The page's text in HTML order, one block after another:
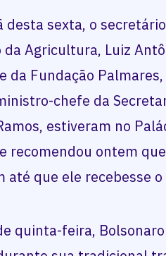
desta sexta, o
da Agricultura, Luiz
da Fundação Palmares,
chefe da
estiveram no
recomendou ontem
até que ele recebesse
quinta-feira,